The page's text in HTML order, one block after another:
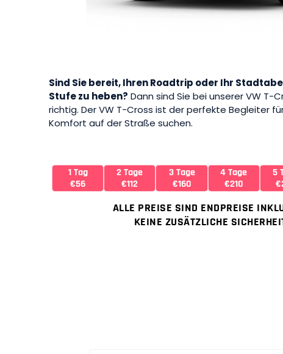
Sind Sie bereit, Ihren Roadtrip oder Ihr
Stufe zu heben? Dann sind Sie bei unserer VW T-
richtig. Der VW T-Cross ist der perfekte Begleiter
Komfort auf der Straße suchen.
1 Tag
€56
2 Tage
€112
3 Tage
€160
4 Tage
€210
5
ALLE PREISE SIND ENDPREISE
KEINE ZUSÄTZLICHE